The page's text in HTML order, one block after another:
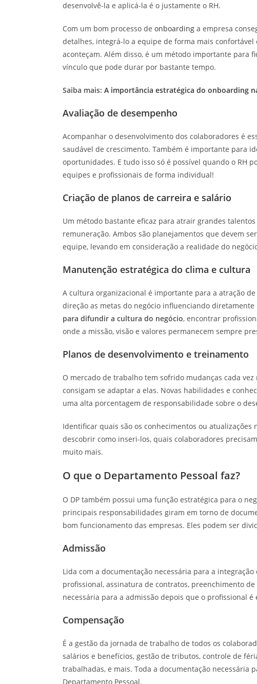
desenvolvê-la e aplicá-la é o justamente o RH.
Com um bom processo de onboarding a empresa
detalhes, integrá-lo a equipe de forma mais
aconteçam. Além disso, é um método importante para
vínculo que pode durar por bastante tempo.
Saiba mais: A importância estratégica do onboarding
Avaliação de desempenho
Acompanhar o desenvolvimento dos colaboradores é
saudável de crescimento. Também é importante para
oportunidades. E tudo isso só é possível quando o RH
equipes e profissionais de forma individual!
Criação de planos de carreira e salário
Um método bastante eficaz para atrair grandes
remuneração. Ambos são planejamentos que devem
equipe, levando em consideração a realidade do
Manutenção estratégica do clima e cultura
A cultura organizacional é importante para a atração
direção as metas do negócio influenciando
para difundir a cultura do negócio, encontrar
onde a missão, visão e valores permanecem sempre
Planos de desenvolvimento e treinamento
O mercado de trabalho tem sofrido mudanças cada
consigam se adaptar a elas. Novas habilidades e
uma alta porcentagem de responsabilidade sobre o
Identificar quais são os conhecimentos ou atualizações
descobrir como inseri-los, quais colaboradores
muito mais.
O que o Departamento Pessoal faz?
O DP também possui uma função estratégica para o
principais responsabilidades giram em torno de
bom funcionamento das empresas. Eles podem ser
Admissão
Lida com a documentação necessária para a
profissional, assinatura de contratos, preenchimento
necessária para a admissão depois que o profissional é
Compensação
É a gestão da jornada de trabalho de todos os
salários e benefícios, gestão de tributos, controle de
trabalhadas, e mais. Toda a documentação necessária
Departamento Pessoal.